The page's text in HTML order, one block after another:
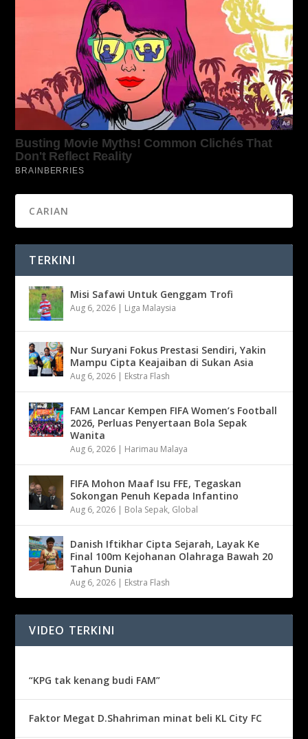
TERKINI
Misi Safawi Untuk Genggam Trofi
Aug 6, 2026 | Liga Malaysia
Nur Suryani Fokus Prestasi Sendiri, Yakin
Mampu Cipta Keajaiban di Sukan Asia
Aug 6, 2026 | Ekstra Flash
FAM Lancar Kempen FIFA Women’s Football
2026, Perluas Penyertaan Bola Sepak
Wanita
Aug 6, 2026 | Harimau Malaya
FIFA Mohon Maaf Isu FFE, Tegaskan
Sokongan Penuh Kepada Infantino
Aug 6, 2026 | Bola Sepak, Global
Danish Iftikhar Cipta Sejarah, Layak Ke
Final 100m Kejohanan Olahraga Bawah 20
Tahun Dunia
Aug 6, 2026 | Ekstra Flash
VIDEO TERKINI
“KPG tak kenang budi FAM”
Faktor Megat D.Shahriman minat beli KL City FC